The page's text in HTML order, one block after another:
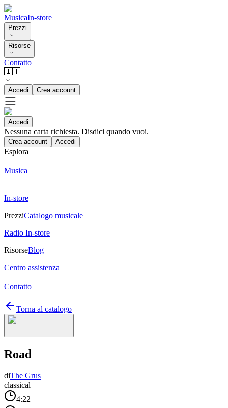
MusicaIn-store
Prezzi
Risorse
Contatto
🇮🇹
Accedi Crea account
Accedi
Nessuna carta richiesta. Disdici quando vuoi.
Crea account Accedi
Esplora
Musica
In-store
PrezziCatalogo musicale
Radio In-store
RisorseBlog
Centro assistenza
Contatto
Torna al catalogo
Road
diThe Grus
classical
4:22